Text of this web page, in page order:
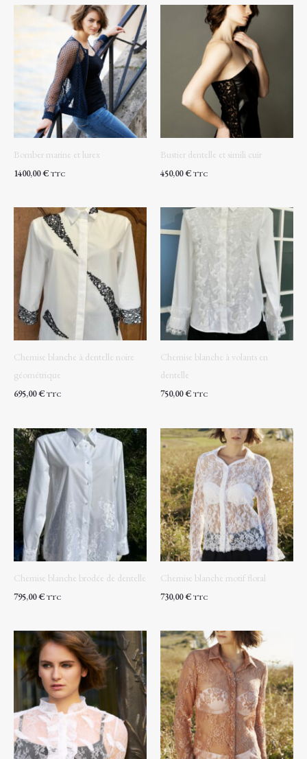
Bomber marine et lurex
1400,00€ TTC
Bustier dentelle et simili cuir
450,00€ TTC
Chemise blanche à dentelle noire
géométrique
695,00€ TTC
Chemise blanche à volants en
dentelle
750,00€ TTC
Chemise blanche brodée de dentelle
795,00€ TTC
Chemise blanche motif floral
730,00€ TTC